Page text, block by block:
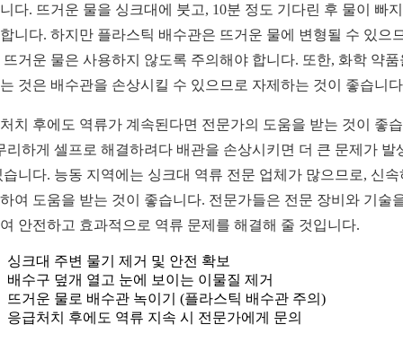
다. 뜨거운 물을 싱크대에 붓고, 10분 정도 기다린 후 물이 빠
니다. 하지만 플라스틱 배수관은 뜨거운 물에 변형될 수 있으
뜨거운 물은 사용하지 않도록 주의해야 합니다. 또한, 화학 약품
것은 배수관을 손상시킬 수 있으므로 자제하는 것이 좋습니
치 후에도 역류가 계속된다면 전문가의 도움을 받는 것이 좋
리하게 셀프로 해결하려다 배관을 손상시키면 더 큰 문제가 발
습니다. 능동 지역에는 싱크대 역류 전문 업체가 많으므로, 신속
여 도움을 받는 것이 좋습니다. 전문가들은 전문 장비와 기술
안전하고 효과적으로 역류 문제를 해결해 줄 것입니다.
싱크대 주변 물기 제거 및 안전 확보
배수구 덮개 열고 눈에 보이는 이물질 제거
뜨거운 물로 배수관 녹이기 (플라스틱 배수관 주의)
응급처치 후에도 역류 지속 시 전문가에게 문의